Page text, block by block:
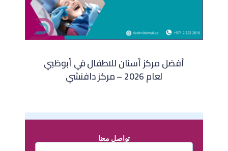
أفضل مركز أسنان للاطفال في أبوظبي
لعام 2026 – مركز دافنشي
تواصل معنا